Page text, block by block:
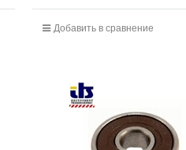
Добавить в сравнение